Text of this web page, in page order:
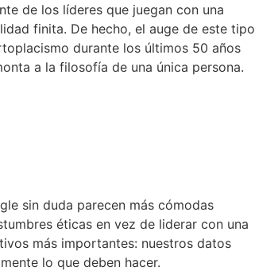
de los líderes que juegan con una
finita. De hecho, el auge de este tipo
durante los últimos 50 años
a la filosofía de una única persona.
sin duda parecen más cómodas
éticas en vez de liderar con una
más importantes: nuestros datos
lo que deben hacer.